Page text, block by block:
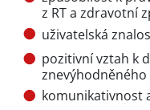
z RT a zdravotní
uživatelská
pozitivní vztah k
komunikativnost